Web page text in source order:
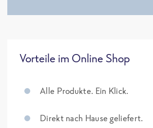
Vorteile im Online Shop
Alle Produkte. Ein Klick.
Direkt nach Hause geliefert.